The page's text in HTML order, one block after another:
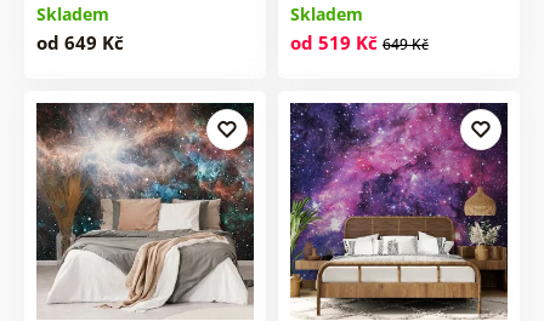
Skladem
od 649 Kč
Skladem
od 519 Kč 649 Kč